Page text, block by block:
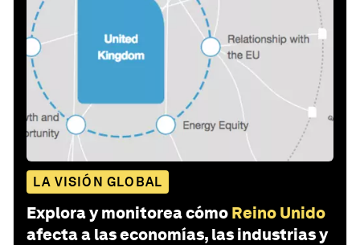
LA VISIÓN GLOBAL
Explora y monitorea cómo Reino Unido
afecta a las economías, las industrias y